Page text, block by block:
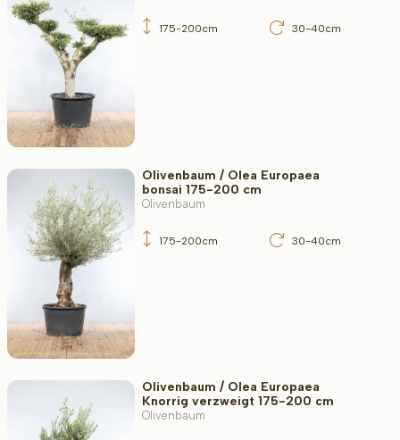
175-200cm 30-40cm
Olivenbaum / Olea Europaea
bonsai 175-200 cm
Olivenbaum
175-200cm 30-40cm
Olivenbaum / Olea Europaea
Knorrig verzweigt 175-200 cm
Olivenbaum